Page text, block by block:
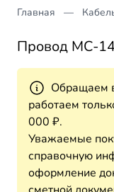
Главная
Провод МС-
Обращаем
работаем
000 ₽.
Уважаемые
справочную
оформление